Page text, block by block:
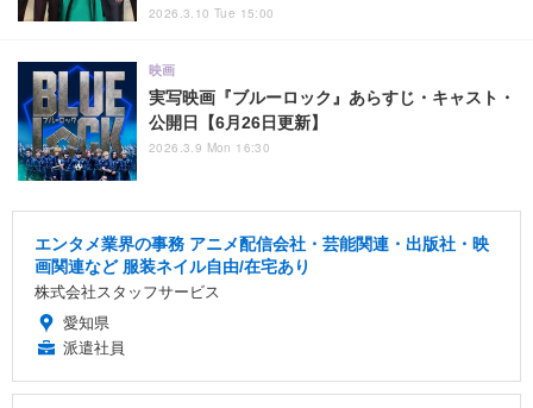
2026.3.10 Tue 15:00
実写映画『ブルーロック』あらすじ・キャスト・
公開日【6月26日更新】
映画
2026.3.9 Mon 16:30
エンタメ業界の事務 アニメ配信会社・芸能関連・出版社・映
画関連など 服装ネイル自由/在宅あり
株式会社スタッフサービス
愛知県
派遣社員